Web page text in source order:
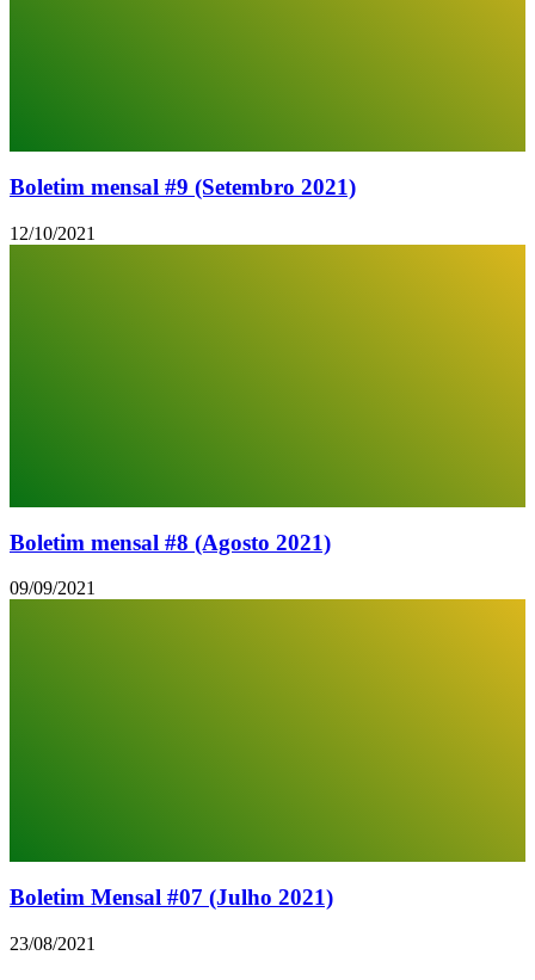
Boletim mensal #9 (Setembro 2021)
12/10/2021
Boletim mensal #8 (Agosto 2021)
09/09/2021
Boletim Mensal #07 (Julho 2021)
23/08/2021